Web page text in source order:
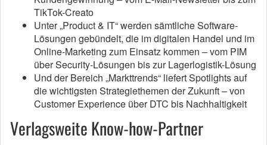
TikTok-Creato
Unter „Product & IT“ werden sämtliche Software-
Lösungen gebündelt, die im digitalen Handel und im
Online-Marketing zum Einsatz kommen – vom PIM
über Security-Lösungen bis zur Lagerlogistik-Lösung
Und der Bereich „Markttrends“ liefert Spotlights auf
die wichtigsten Strategiethemen der Zukunft – von
Customer Experience über DTC bis Nachhaltigkeit
Verlagsweite Know-how-Partner